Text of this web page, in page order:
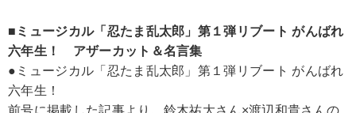
■ミュージカル「忍たま乱太郎」第１弾リブート がんばれ
六年生！ アザーカット＆名言集
●ミュージカル「忍たま乱太郎」第１弾リブート がんばれ
六年生！
前号に掲載した記事より、鈴木祐大さん×渡辺和貴さんの